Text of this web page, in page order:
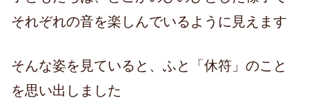
それぞれの音を楽しんでいるように見えます
そんな姿を見ていると、ふと「休符」のこと
を思い出しました